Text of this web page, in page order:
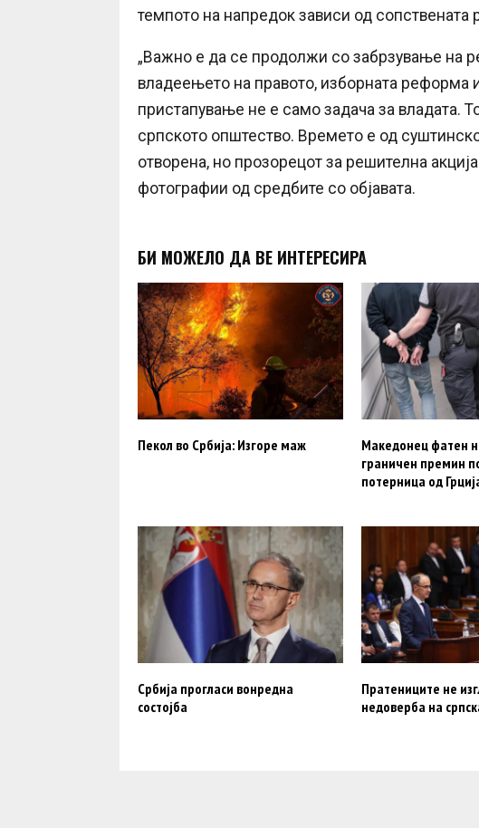
темпото на напредок зависи од сопствената
„Важно е да се продолжи со забрзување на
владеењето на правото, изборната реформа
пристапување не е само задача за владата.
српското општество. Времето е од
отворена, но прозорецот за решителна
фотографии од средбите со објавата.
БИ МОЖЕЛО ДА ВЕ ИНТЕРЕСИРА
Пекол во Србија: Изгоре маж
Македонец фатен
граничен премин
потерница од
Србија прогласи вонредна
состојба
Пратениците не
недоверба на